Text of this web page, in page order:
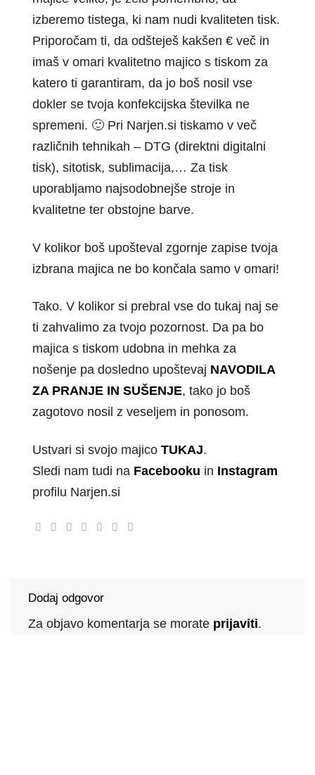
izberemo tistega, ki nam nudi kvaliteten tisk.
Priporočam ti, da odšteješ kakšen € več in
imaš v omari kvalitetno majico s tiskom za
katero ti garantiram, da jo boš nosil vse
dokler se tvoja konfekcijska številka ne
spremeni. 🙂 Pri Narjen.si tiskamo v več
različnih tehnikah – DTG (direktni digitalni
tisk), sitotisk, sublimacija,… Za tisk
uporabljamo najsodobnejše stroje in
kvalitetne ter obstojne barve.
V kolikor boš upošteval zgornje zapise tvoja
izbrana majica ne bo končala samo v omari!
Tako. V kolikor si prebral vse do tukaj naj se
ti zahvalimo za tvojo pozornost. Da pa bo
majica s tiskom udobna in mehka za
nošenje pa dosledno upoštevaj NAVODILA
ZA PRANJE IN SUŠENJE, tako jo boš
zagotovo nosil z veseljem in ponosom.
Ustvari si svojo majicoTUKAJ.
Sledi nam tudi na Facebooku in Instagram
profilu Narjen.si
Dodaj odgovor
Za objavo komentarja se morate prijaviti.